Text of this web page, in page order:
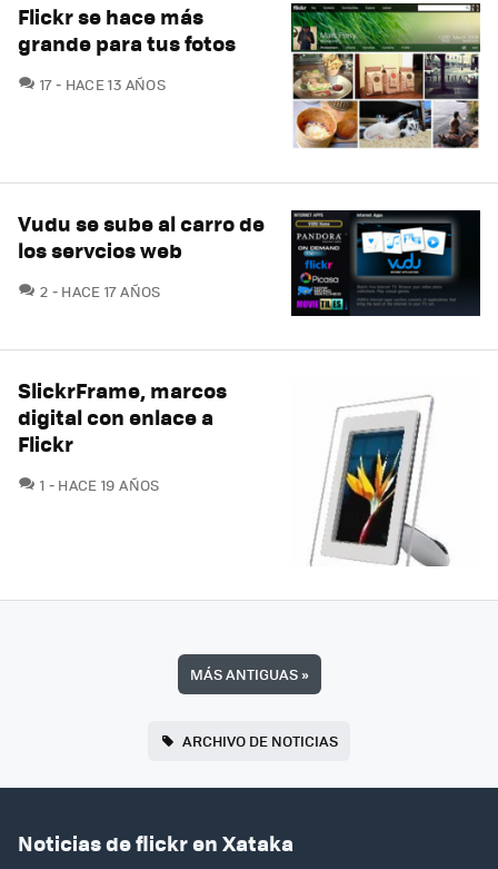
Flickr se hace más
grande para tus fotos
17COMENTARIOS
HACE 13 AÑOS
Vudu se sube al carro de
los servcios web
2 COMENTARIOS
HACE 17 AÑOS
SlickrFrame, marcos
digital con enlace a
Flickr
1 COMENTARIOS
HACE 19 AÑOS
MÁS ANTIGUAS»
ARCHIVO DE NOTICIAS
Noticias de flickr en Xataka